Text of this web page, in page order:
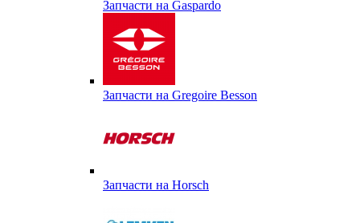
Запчасти на Gaspardo
Запчасти на Gregoire Besson
Запчасти на Horsch